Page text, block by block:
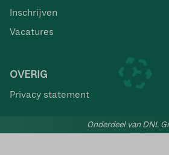
Inschrijven
Vacatures
OVERIG
Privacy statement
Onderdeel van DNL